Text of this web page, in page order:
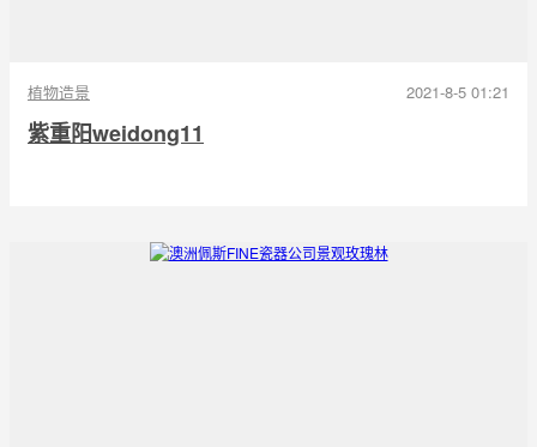
植物造景 2021-8-5 01:21
紫重阳weidong11